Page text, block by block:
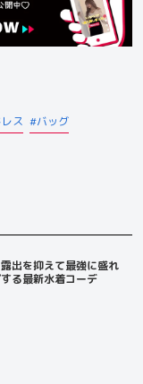
ス バッグ
出を抑えて最強に盛れ
る最新水着コーデ